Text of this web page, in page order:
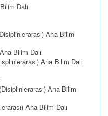
Dalı
Ana Bilim
Bilim Dalı
Ana Bilim Dalı
Ana Bilim
Ana Bilim Dalı